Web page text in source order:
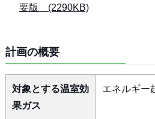
要版 (2290KB)
計画の概要
対象とする温室効
果ガス
エネルギー